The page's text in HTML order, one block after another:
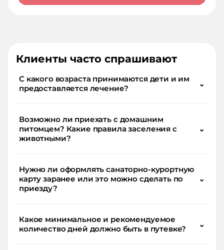
Клиенты часто спрашивают
С какого возраста принимаются дети и им
предоставляется лечение?
⌄
Возможно ли приехать с домашним
питомцем? Какие правила заселения с
животными?
⌄
Нужно ли оформлять санаторно-курортную
карту заранее или это можно сделать по
приезду?
⌄
Какое минимальное и рекомендуемое
количество дней должно быть в путевке?
⌄